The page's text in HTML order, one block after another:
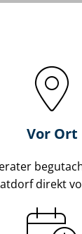
Vor Ort
direkt